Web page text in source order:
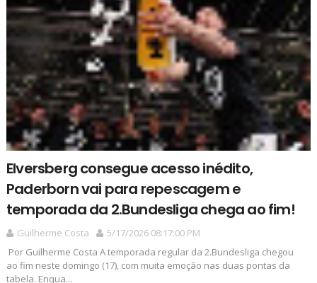
Elversberg consegue acesso inédito,
Paderborn vai para repescagem e
temporada da 2.Bundesliga chega ao fim!
Guilherme Costa
5/17/2026 08:17:00 PM
Por Guilherme Costa A temporada regular da 2.Bundesliga chegou
ao fim neste domingo (17), com muita emoção nas duas pontas da
tabela. Enqua...